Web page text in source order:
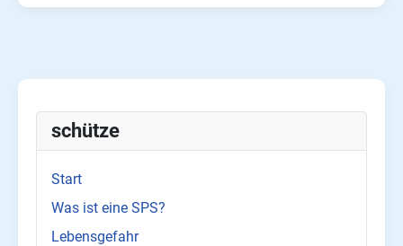
schütze
Start
Was ist eine SPS?
Lebensgefahr